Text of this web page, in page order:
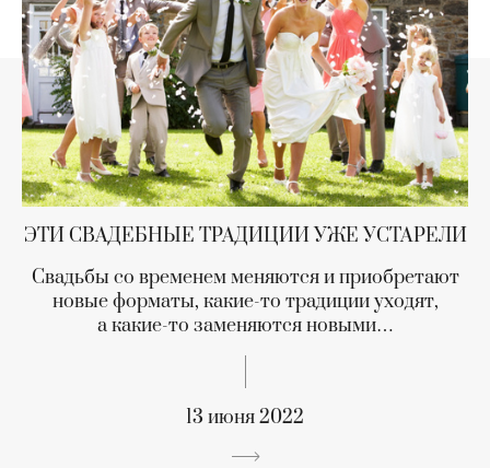
ЭТИ СВАДЕБНЫЕ ТРАДИЦИИ УЖЕ УСТАРЕЛИ
Свадьбы со временем меняются и приобретают
новые форматы, какие-то традиции уходят,
а какие-то заменяются новыми…
13 июня 2022